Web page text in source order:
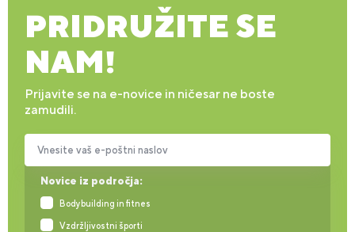
PRIDRUŽITE SE
NAM!
Prijavite se na e-novice in ničesar ne boste
zamudili.
Novice iz področja:
Bodybuilding in fitnes
Vzdržljivostni športi
Vnesite vaš e-poštni naslov